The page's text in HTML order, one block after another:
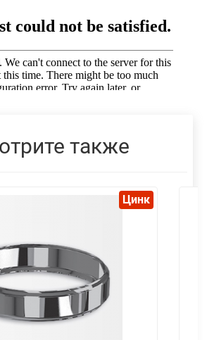
также
Цинк